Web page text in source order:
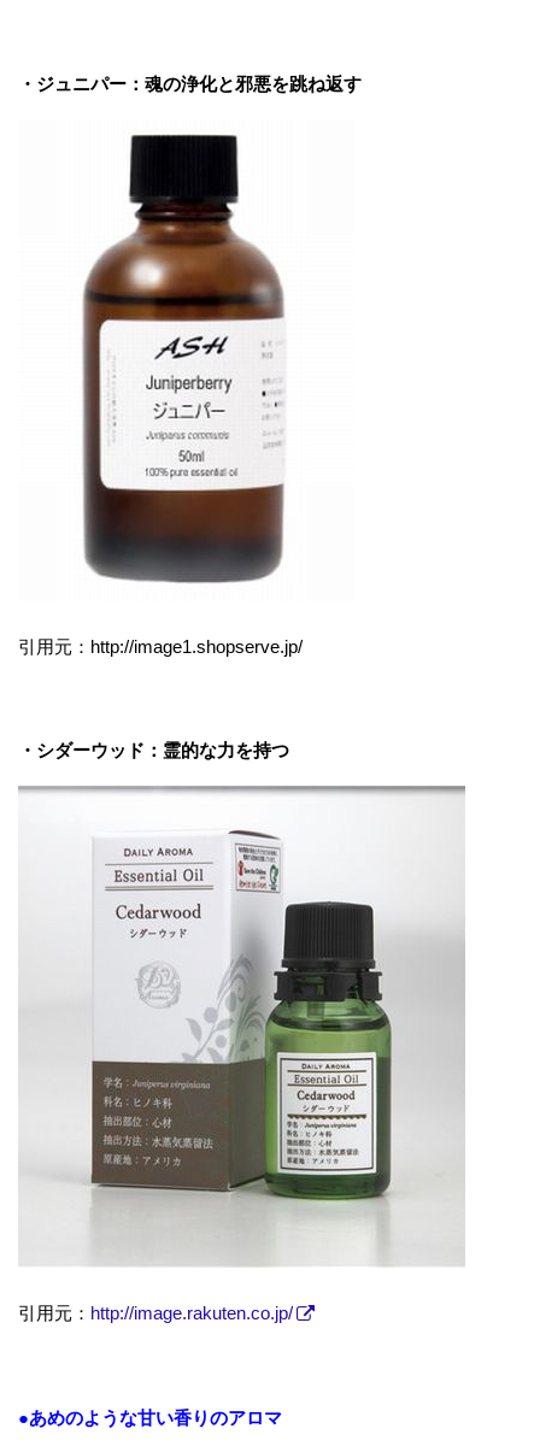
・ジュニパー：魂の浄化と邪悪を跳ね返す
引用元：http://image1.shopserve.jp/
・シダーウッド：霊的な力を持つ
引用元： http://image.rakuten.co.jp/
●あめのような甘い香りのアロマ